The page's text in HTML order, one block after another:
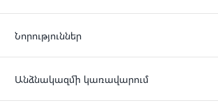
Նորություններ
Անձնակազմի կառավարում